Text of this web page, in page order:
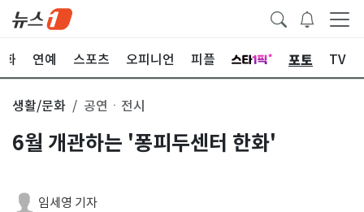
화 연예 스포츠 오피니언 피플 포토 TV
생활/문화 공연ㆍ전시
6월 개관하는 '퐁피두센터 한화'
임세영 기자